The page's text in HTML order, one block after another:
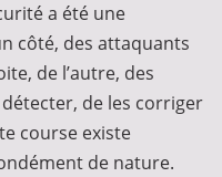
a été une
côté, des attaquants
de l’autre, des
de les corriger
course existe
de nature.